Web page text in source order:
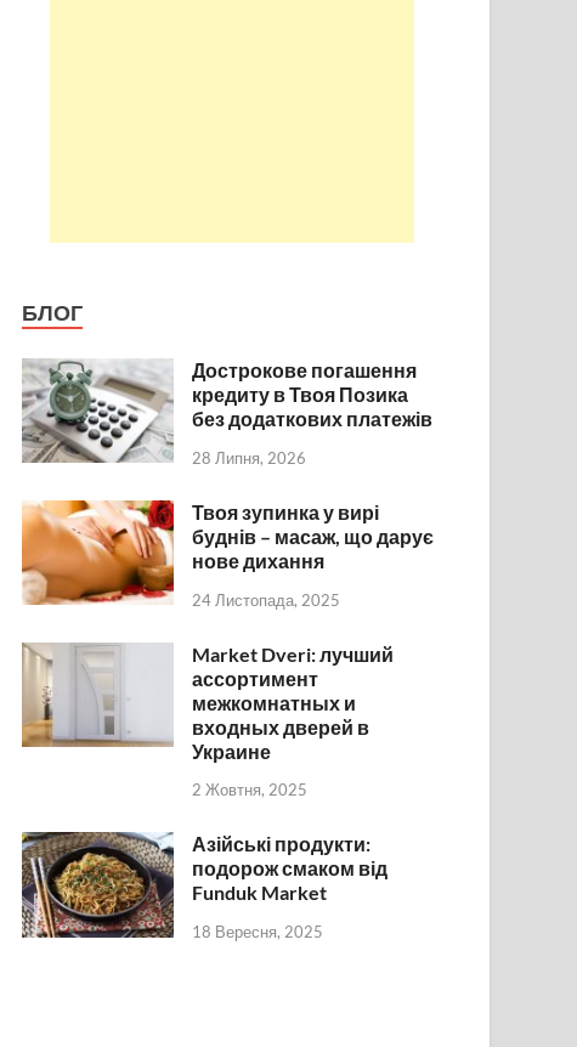
БЛОГ
Дострокове погашення
кредиту в Твоя Позика
без додаткових платежів
28 Липня, 2026
Твоя зупинка у вирі
буднів – масаж, що дарує
нове дихання
24 Листопада, 2025
Market Dveri: лучший
ассортимент
межкомнатных и
входных дверей в
Украине
2 Жовтня, 2025
Азійські продукти:
подорож смаком від
Funduk Market
18 Вересня, 2025